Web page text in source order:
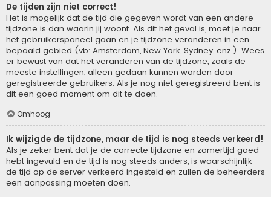
De tijden zijn niet correct!
Het is mogelijk dat de tijd die gegeven wordt van een andere
tijdzone is dan waarin jij woont. Als dit het geval is, moet je naar
het gebruikerspaneel gaan en je tijdzone veranderen in een
bepaald gebied (vb: Amsterdam, New York, Sydney, enz.). Wees
er bewust van dat het veranderen van de tijdzone, zoals de
meeste instellingen, alleen gedaan kunnen worden door
geregistreerde gebruikers. Als je nog niet geregistreerd bent is
dit een goed moment om dit te doen.
Omhoog
Ik wijzigde de tijdzone, maar de tijd is nog steeds verkeerd!
Als je zeker bent dat je de correcte tijdzone en zomertijd goed
hebt ingevuld en de tijd is nog steeds anders, is waarschijnlijk
de tijd op de server verkeerd ingesteld en zullen de beheerders
een aanpassing moeten doen.